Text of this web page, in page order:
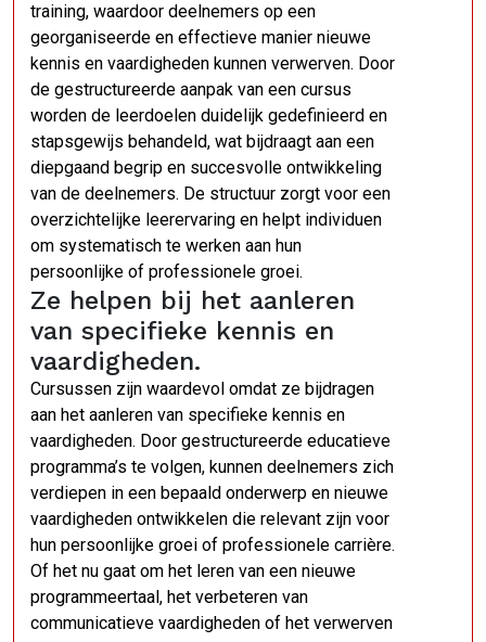
training, waardoor deelnemers op een
georganiseerde en effectieve manier nieuwe
kennis en vaardigheden kunnen verwerven. Door
de gestructureerde aanpak van een cursus
worden de leerdoelen duidelijk gedefinieerd en
stapsgewijs behandeld, wat bijdraagt aan een
diepgaand begrip en succesvolle ontwikkeling
van de deelnemers. De structuur zorgt voor een
overzichtelijke leerervaring en helpt individuen
om systematisch te werken aan hun
persoonlijke of professionele groei.
Ze helpen bij het aanleren
van specifieke kennis en
vaardigheden.
Cursussen zijn waardevol omdat ze bijdragen
aan het aanleren van specifieke kennis en
vaardigheden. Door gestructureerde educatieve
programma’s te volgen, kunnen deelnemers zich
verdiepen in een bepaald onderwerp en nieuwe
vaardigheden ontwikkelen die relevant zijn voor
hun persoonlijke groei of professionele carrière.
Of het nu gaat om het leren van een nieuwe
programmeertaal, het verbeteren van
communicatieve vaardigheden of het verwerven